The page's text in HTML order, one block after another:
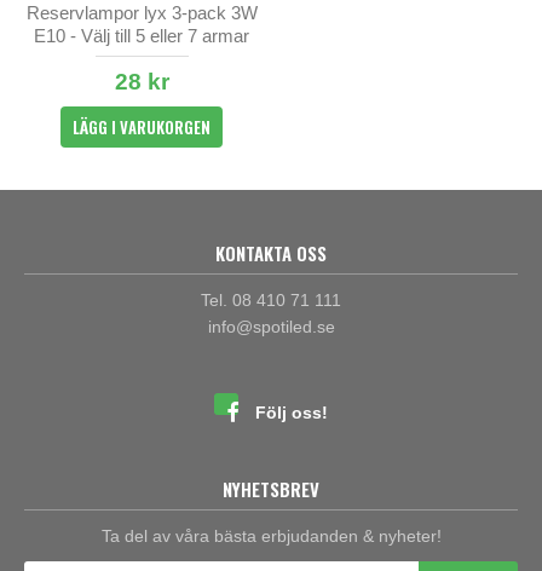
Reservlampor lyx 3-pack 3W
E10 - Välj till 5 eller 7 armar
28 kr
LÄGG I VARUKORGEN
KONTAKTA OSS
Tel. 08 410 71 111
info@spotiled.se
Följ oss!
NYHETSBREV
Ta del av våra bästa erbjudanden & nyheter!